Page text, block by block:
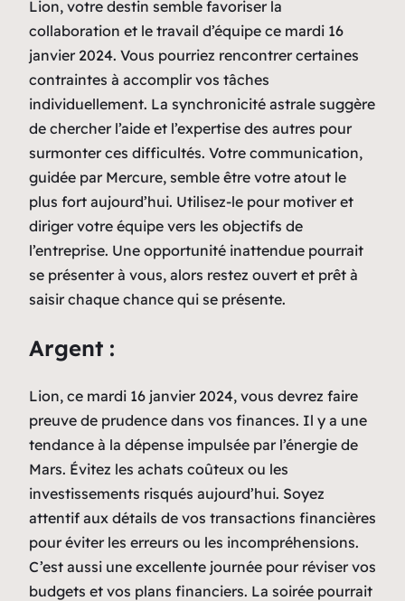
Lion, votre destin semble favoriser la
collaboration et le travail d’équipe ce mardi 16
janvier 2024. Vous pourriez rencontrer certaines
contraintes à accomplir vos tâches
individuellement. La synchronicité astrale suggère
de chercher l’aide et l’expertise des autres pour
surmonter ces difficultés. Votre communication,
guidée par Mercure, semble être votre atout le
plus fort aujourd’hui. Utilisez-le pour motiver et
diriger votre équipe vers les objectifs de
l’entreprise. Une opportunité inattendue pourrait
se présenter à vous, alors restez ouvert et prêt à
saisir chaque chance qui se présente.
Argent :
Lion, ce mardi 16 janvier 2024, vous devrez faire
preuve de prudence dans vos finances. Il y a une
tendance à la dépense impulsée par l’énergie de
Mars. Évitez les achats coûteux ou les
investissements risqués aujourd’hui. Soyez
attentif aux détails de vos transactions financières
pour éviter les erreurs ou les incompréhensions.
C’est aussi une excellente journée pour réviser vos
budgets et vos plans financiers. La soirée pourrait